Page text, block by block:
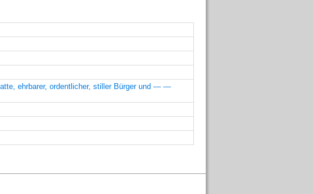
ehrbarer, ordentlicher, stiller Bürger und — —